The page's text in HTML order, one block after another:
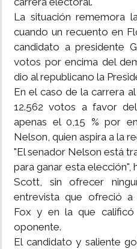
La situación rememora
cuando un recuento en
candidato a presidente
votos por encima del
dio al republicano la
En el caso de la carrera
12.562 votos a favor
apenas el 0,15 % por
Nelson, quien aspira a la
"El senador Nelson está
para ganar esta
Scott, sin ofrecer
entrevista que ofreció a
Fox y en la que
oponente.
El candidato y saliente